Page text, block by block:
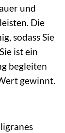
und
Die
sodass Sie
ist ein
begleiten
gewinnt.